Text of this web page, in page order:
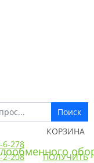
Поиск
6-278
2-208
КОРЗИНА
ПОЛУЧИТЬ